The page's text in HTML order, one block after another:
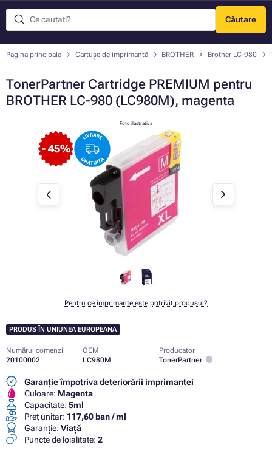
Căutare
Meniu
Pagina principala Cartușe de imprimantă BROTHER Brother LC-980
TonerPartner Cartridge PREMIUM pentru
BROTHER LC-980 (LC980M), magenta
- 45%
Foto ilustrativa
Pentru ce imprimante este potrivit produsul?
PRODUS ÎN UNIUNEA EUROPEANA
Numărul comenzii
20100002
OEM
LC980M
Producator
TonerPartner
Garanție împotriva deteriorării imprimantei
Culoare: Magenta
Capacitate: 5ml
Preț unitar: 117,60 ban / ml
Garanţie: Viaţă
Puncte de loialitate: 2